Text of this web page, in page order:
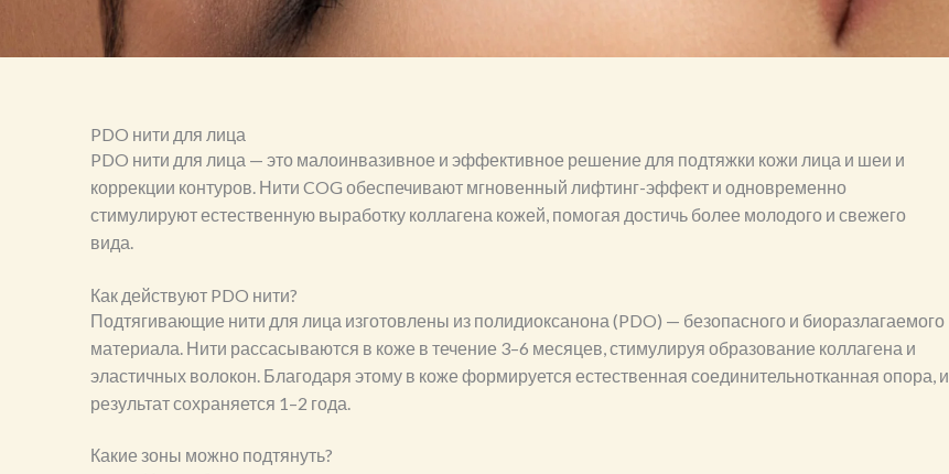
PDO нити для лица
PDO нити для лица — это малоинвазивное и эффективное решение для подтяжки кожи лица и шеи и
коррекции контуров. Нити COG обеспечивают мгновенный лифтинг-эффект и одновременно
стимулируют естественную выработку коллагена кожей, помогая достичь более молодого и свежего
вида.
Как действуют PDO нити?
Подтягивающие нити для лица изготовлены из полидиоксанона (PDO) — безопасного и биоразлагаемого
материала. Нити рассасываются в коже в течение 3–6 месяцев, стимулируя образование коллагена и
эластичных волокон. Благодаря этому в коже формируется естественная соединительнотканная опора, и
результат сохраняется 1–2 года.
Какие зоны можно подтянуть?